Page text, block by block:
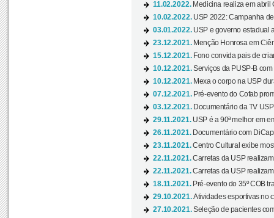
11.02.2022. Medicina realiza em abril
10.02.2022. USP 2022: Campanha
03.01.2022. USP e governo estadual
23.12.2021. Menção Honrosa em
15.12.2021. Fono convida pais de
10.12.2021.Serviços da PUSP-B
10.12.2021. Mexa o corpo na USP
07.12.2021. Pré-evento do Cofab
03.12.2021. Documentário da TV
29.11.2021. USP é a 90ª melhor em
26.11.2021. Documentário com
23.11.2021.Centro Cultural exibe
22.11.2021.Carretas da USP
22.11.2021.Carretas da USP
18.11.2021. Pré-evento do 35º COB
29.10.2021.Atividades esportivas no
27.10.2021.Seleção de pacientes